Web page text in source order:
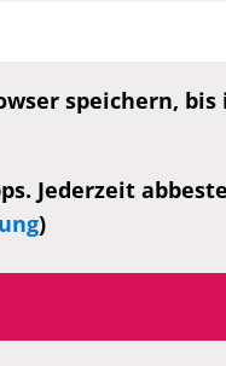
speichern,
Jederzeit
)